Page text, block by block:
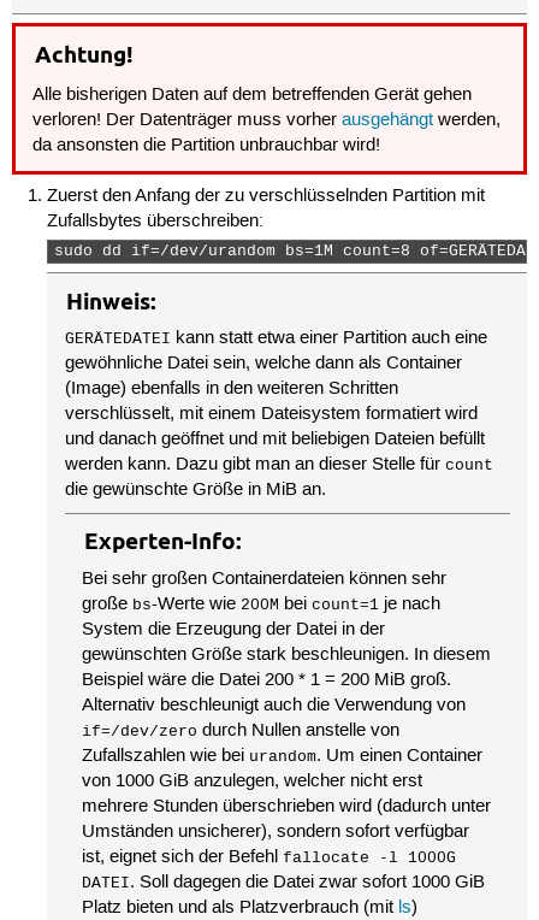
Achtung!
Alle bisherigen Daten auf dem betreffenden Gerät gehen
verloren! Der Datenträger muss vorherausgehängt werden,
da ansonsten die Partition unbrauchbar wird!
Zuerst den Anfang der zu verschlüsselnden Partition mit
Zufallsbytes überschreiben:
sudo dd if=/dev/urandom bs=1M count=8
Hinweis:
GERÄTEDATEI kann statt etwa einer Partition auch eine
gewöhnliche Datei sein, welche dann als Container
(Image) ebenfalls in den weiteren Schritten
verschlüsselt, mit einem Dateisystem formatiert wird
und danach geöffnet und mit beliebigen Dateien befüllt
werden kann. Dazu gibt man an dieser Stelle für count
die gewünschte Größe in MiB an.
Experten-Info:
Bei sehr großen Containerdateien können sehr
große bs-Werte wie 200M beicount=1 je nach
System die Erzeugung der Datei in der
gewünschten Größe stark beschleunigen. In diesem
Beispiel wäre die Datei 200 * 1 = 200 MiB groß.
Alternativ beschleunigt auch die Verwendung von
if=/dev/zero durch Nullen anstelle von
Zufallszahlen wie bei urandom. Um einen Container
von 1000 GiB anzulegen, welcher nicht erst
mehrere Stunden überschrieben wird (dadurch unter
Umständen unsicherer), sondern sofort verfügbar
ist, eignet sich der Befehlfallocate -l 1000G
DATEI. Soll dagegen die Datei zwar sofort 1000 GiB
Platz bieten und als Platzverbrauch (mit ls)